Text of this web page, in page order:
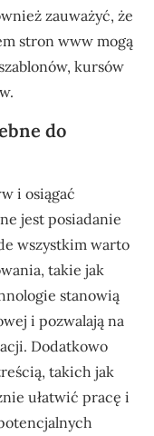
zauważyć, że
stron www mogą
kursów
do
i osiągać
jest posiadanie
wszystkim warto
takie jak
stanowią
i pozwalają na
Dodatkowo
takich jak
ułatwić pracę i